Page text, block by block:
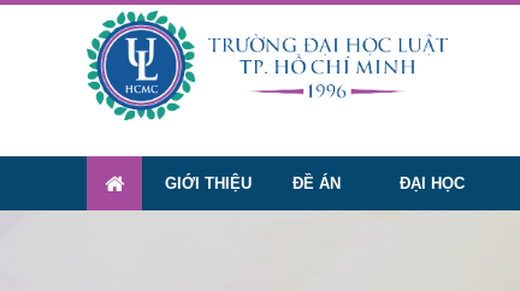
GIỚI THIỆU ĐỀ ÁN ĐẠI HỌC